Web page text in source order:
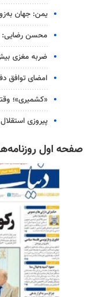
یمن: جهان
محسن رضایی:
ضربه مغزی بیش از ۷۰۰ نظامی آمریکایی در
امضای توافق
«کشمیری»؛
پیروزی
صفحه اول